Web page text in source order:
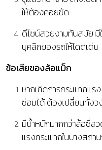
ให้ต้องคอยขัด
ดีไซน์สวยงามทันสมัย มี
บุคลิกของรถให้โดดเด่น
ข้อเสียของล้อแม็ก
หากเกิดการกระแทกแร
ซ่อมได้ ต้องเปลี่ยนทั้งว
มีน้ำหนักมากกว่าล้อซี่ล
แรงกระแทกในบางสถ